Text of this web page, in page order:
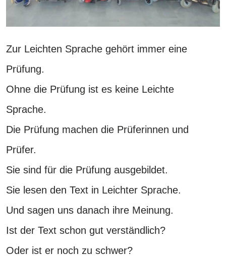
Zur Leichten Sprache gehört immer eine
Prüfung.
Ohne die Prüfung ist es keine Leichte
Sprache.
Die Prüfung machen die Prüferinnen und
Prüfer.
Sie sind für die Prüfung ausgebildet.
Sie lesen den Text in Leichter Sprache.
Und sagen uns danach ihre Meinung.
Ist der Text schon gut verständlich?
Oder ist er noch zu schwer?